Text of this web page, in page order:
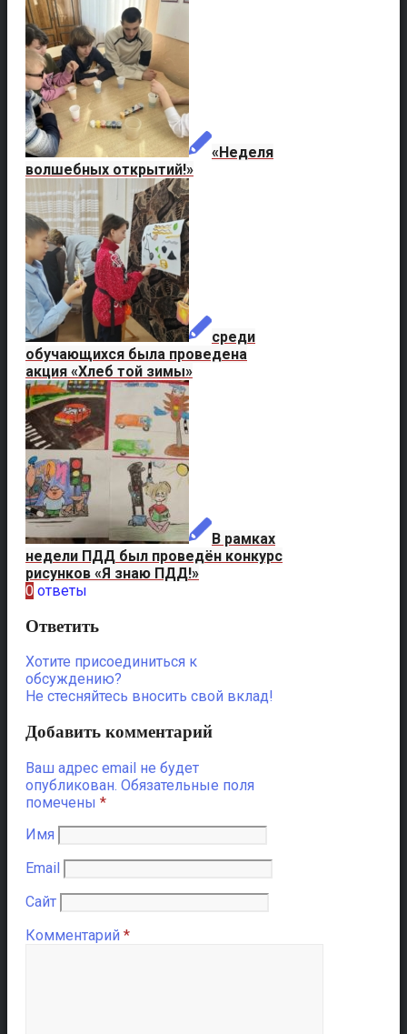
«Неделя
волшебных открытий!»
среди
обучающихся была проведена
акция «Хлеб той зимы»
В рамках
недели ПДД был проведён конкурс
рисунков «Я знаю ПДД!»
0 ответы
Ответить
Хотите присоединиться к
обсуждению?
Не стесняйтесь вносить свой вклад!
Добавить комментарий
Ваш адрес email не будет
опубликован. Обязательные поля
помечены *
Имя
Email
Сайт
Комментарий *